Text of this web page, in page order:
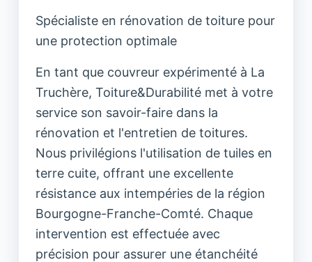
Spécialiste en rénovation de toiture pour
une protection optimale
En tant que couvreur expérimenté à La
Truchère, Toiture&Durabilité met à votre
service son savoir-faire dans la
rénovation et l'entretien de toitures.
Nous privilégions l'utilisation de tuiles en
terre cuite, offrant une excellente
résistance aux intempéries de la région
Bourgogne-Franche-Comté. Chaque
intervention est effectuée avec
précision pour assurer une étanchéité